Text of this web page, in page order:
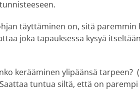
täyttäminen on, sitä paremmin
joka tapauksessa kysyä
kerääminen ylipäänsä tarpeen?
Saattaa tuntua siltä, että on parempi